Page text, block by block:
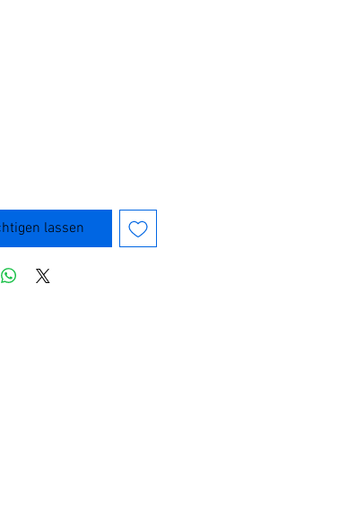
lassen